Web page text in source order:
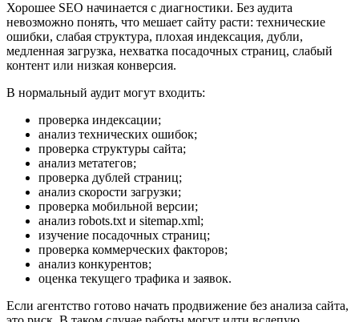
Хорошее SEO начинается с диагностики. Без аудита
невозможно понять, что мешает сайту расти: технические
ошибки, слабая структура, плохая индексация, дубли,
медленная загрузка, нехватка посадочных страниц, слабый
контент или низкая конверсия.
В нормальный аудит могут входить:
проверка индексации;
анализ технических ошибок;
проверка структуры сайта;
анализ метатегов;
проверка дублей страниц;
анализ скорости загрузки;
проверка мобильной версии;
анализ robots.txt и sitemap.xml;
изучение посадочных страниц;
проверка коммерческих факторов;
анализ конкурентов;
оценка текущего трафика и заявок.
Если агентство готово начать продвижение без анализа сайта,